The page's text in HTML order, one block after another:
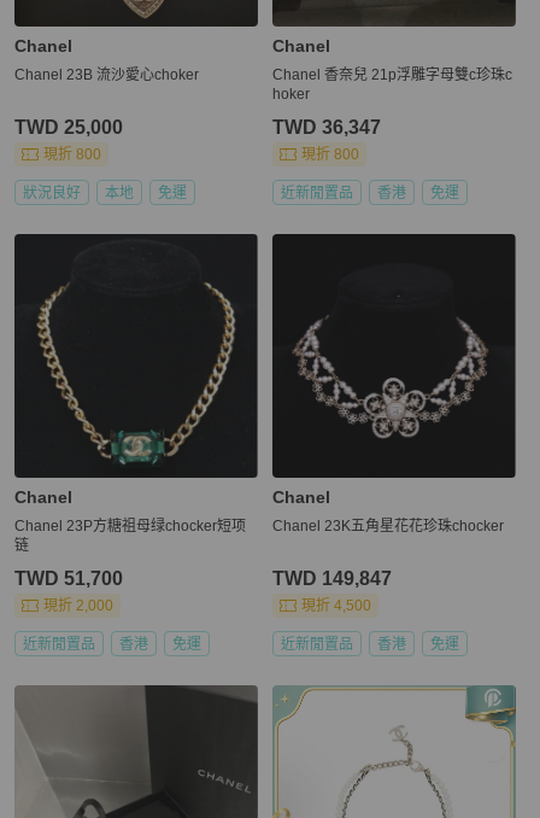
Chanel
Chanel 23B 流沙愛心choker
TWD 25,000
現折 800
狀況良好 本地 免運
Chanel
Chanel 香奈兒 21p浮雕字母雙c珍珠c
hoker
TWD 36,347
現折 800
近新閒置品 香港 免運
Chanel
Chanel 23P方糖祖母绿chocker短项
链
TWD 51,700
現折 2,000
近新閒置品 香港 免運
Chanel
Chanel 23K五角星花花珍珠chocker
TWD 149,847
現折 4,500
近新閒置品 香港 免運